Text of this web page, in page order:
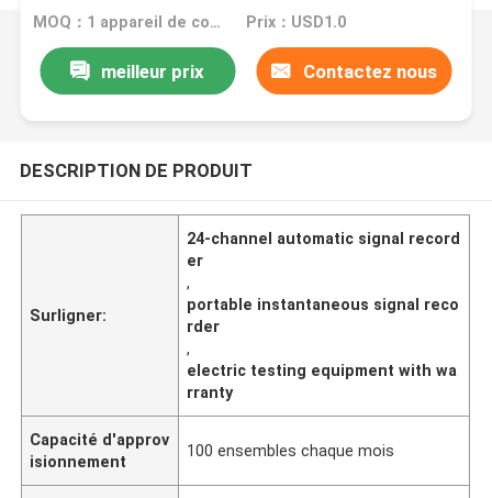
MOQ：1 appareil de contrôle de enroulement de déformation de transformateur réglé Prix：USD1.0
meilleur prix Contactez nous
DESCRIPTION DE PRODUIT
Surligner:
24-channel automatic signal record
er
,
portable instantaneous signal reco
rder
,
electric testing equipment with wa
rranty
Capacité d'approv
isionnement
100 ensembles chaque mois